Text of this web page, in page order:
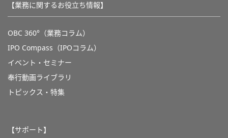
【業務に関するお役立ち情報】
OBC 360°（業務コラム）
IPO Compass（IPOコラム）
イベント・セミナー
奉行動画ライブラリ
トピックス・特集
【サポート】